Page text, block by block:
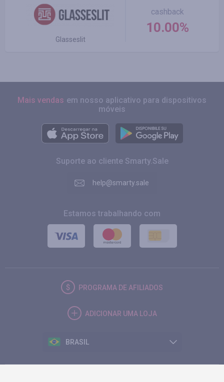
Glasseslit
cashback
10.00%
Mais vendas em nosso aplicativo para dispositivos
móveis
Suporte ao cliente Smarty.Sale
help@smarty.sale
Estamos trabalhando com
PROGRAMA DE AFILIADOS
ADICIONAR UMA LOJA
BRASIL